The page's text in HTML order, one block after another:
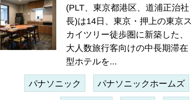
(PLT、東京都港区、道浦正治社
長)は14日、東京・押上の東京ス
カイツリー徒歩圏に新築した、
大人数旅行客向けの中長期滞在
型ホテルを...
パナソニック パナソニックホームズ